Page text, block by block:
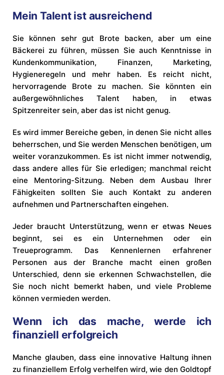
Mein Talent ist ausreichend
Sie können sehr gut Brote backen, aber um eine
Bäckerei zu führen, müssen Sie auch Kenntnisse in
Kundenkommunikation, Finanzen, Marketing,
Hygieneregeln und mehr haben. Es reicht nicht,
hervorragende Brote zu machen. Sie könnten ein
außergewöhnliches Talent haben, in etwas
Spitzenreiter sein, aber das ist nicht genug.
Es wird immer Bereiche geben, in denen Sie nicht alles
beherrschen, und Sie werden Menschen benötigen, um
weiter voranzukommen. Es ist nicht immer notwendig,
dass andere alles für Sie erledigen; manchmal reicht
eine Mentoring-Sitzung. Neben dem Ausbau Ihrer
Fähigkeiten sollten Sie auch Kontakt zu anderen
aufnehmen und Partnerschaften eingehen.
Jeder braucht Unterstützung, wenn er etwas Neues
beginnt, sei es ein Unternehmen oder ein
Treueprogramm. Das Kennenlernen erfahrener
Personen aus der Branche macht einen großen
Unterschied, denn sie erkennen Schwachstellen, die
Sie noch nicht bemerkt haben, und viele Probleme
können vermieden werden.
Wenn ich das mache, werde ich
finanziell erfolgreich
Manche glauben, dass eine innovative Haltung ihnen
zu finanziellem Erfolg verhelfen wird, wie den Goldtopf